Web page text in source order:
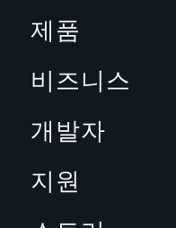
제품
비즈니스
개발자
지원